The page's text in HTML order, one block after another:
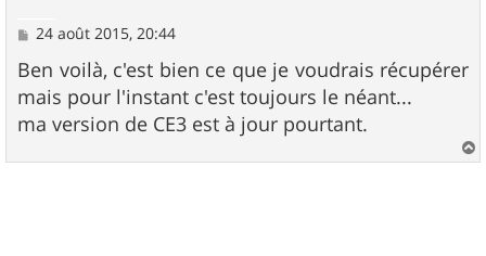
M
s
s
a
g
e
24 août 2015, 20:44
Ben voilà, c'est bien ce que je voudrais récupérer
mais pour l'instant c'est toujours le néant...
ma version de CE3 est à jour pourtant.
a